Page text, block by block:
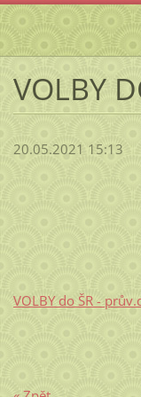
VOLBY
20.05.2021 15:13
VOLBY do ŠR -